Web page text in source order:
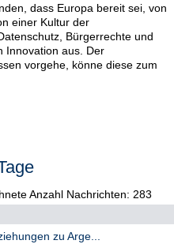
dass Europa bereit sei, von
einer Kultur der
Bürgerrechte und
Innovation aus. Der
vorgehe, könne diese zum
Anzahl Nachrichten: 283
zu Arge...